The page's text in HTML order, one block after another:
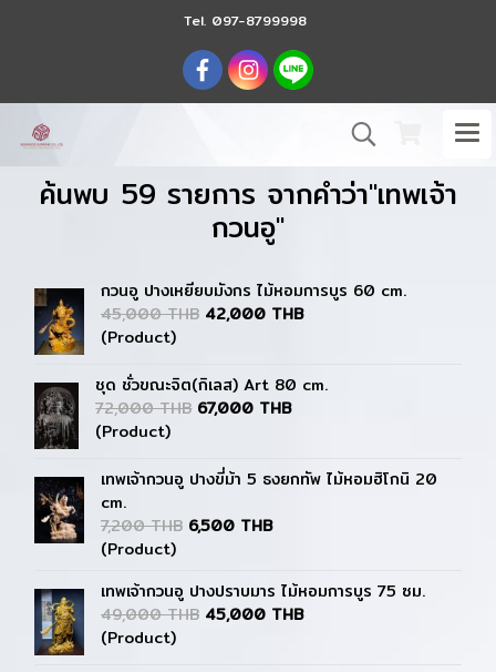
Tel. 097-8799998
ค้นพบ 59 รายการ จากคำว่า"เทพเจ้า
กวนอู"
กวนอู ปางเหยียบมังกร ไม้หอมการบูร 60 cm.
45,000 THB 42,000 THB
(Product)
ชุด ชั่วขณะจิต(กิเลส) Art 80 cm.
72,000 THB 67,000 THB
(Product)
เทพเจ้ากวนอู ปางขี่ม้า 5 ธงยกทัพ ไม้หอมฮิโกนิ 20
cm.
7,200 THB 6,500 THB
(Product)
เทพเจ้ากวนอู ปางปราบมาร ไม้หอมการบูร 75 ซม.
49,000 THB 45,000 THB
(Product)